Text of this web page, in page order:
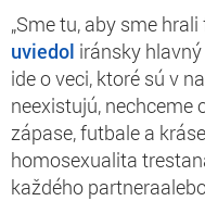
„Sme tu, aby sme
uviedol iránsky
ide o veci, ktoré sú v
neexistujú, nechceme
zápase, futbale a
homosexualita
každého partnera